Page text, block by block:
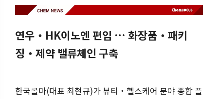
연우‧HK이노엔 편입 … 화장품‧패키
징‧제약 밸류체인 구축
한국콜마(대표 최현규)가 뷰티‧헬스케어 분야 종합 플